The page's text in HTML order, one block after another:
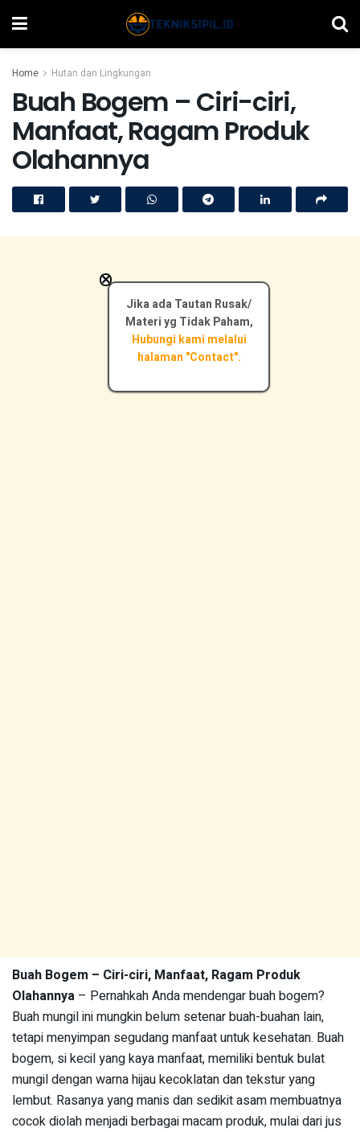
Home Hutan dan Lingkungan
Buah Bogem – Ciri-ciri,
Manfaat, Ragam Produk
Olahannya
Buah Bogem – Ciri-ciri, Manfaat, Ragam Produk
Olahannya – Pernahkah Anda mendengar buah bogem?
Buah mungil ini mungkin belum setenar buah-buahan lain,
tetapi menyimpan segudang manfaat untuk kesehatan. Buah
bogem, si kecil yang kaya manfaat, memiliki bentuk bulat
mungil dengan warna hijau kecoklatan dan tekstur yang
lembut. Rasanya yang manis dan sedikit asam membuatnya
cocok diolah menjadi berbagai macam produk, mulai dari jus
Jika ada Tautan Rusak/
Materi yg Tidak Paham,
Hubungi kami melalui
halaman "Contact".
×